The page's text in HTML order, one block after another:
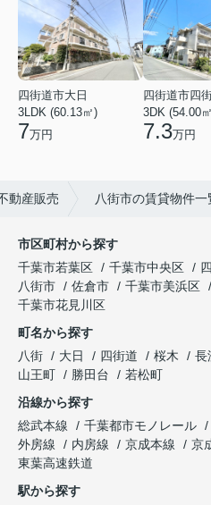
四街道市大日
3LDK (60.13㎡)
7万円
四街道市四
3DK (54.00
7.3万円
動産販売 八街市の賃貸物件一
市区町村から探す
千葉市若葉区
千葉市中央区
八街市
佐倉市 千葉市美浜区
千葉市花見川区
町名から探す
八街
大日 四街道 桜木 長
山王町
勝田台
若松町
沿線から探す
総武本線
千葉都市モノレール
外房線
内房線 京成本線 京
東葉高速鉄道
駅から探す